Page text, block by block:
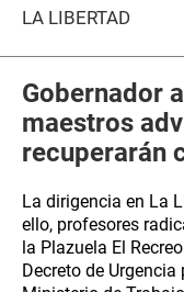
LA LIBERTAD
Gobernador
maestros
recuperarán
La dirigencia en La
ello, profesores
la Plazuela El
Decreto de